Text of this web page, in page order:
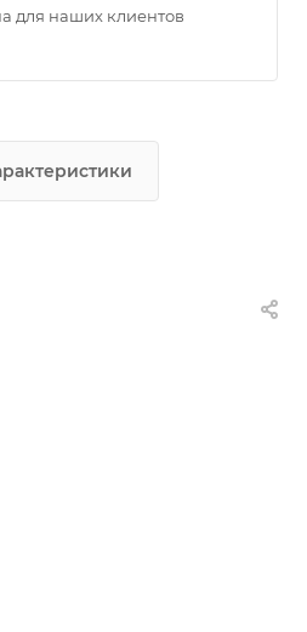
для наших клиентов